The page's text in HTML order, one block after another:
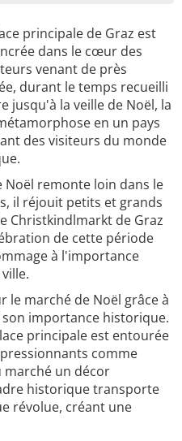
principale de Graz est
dans le cœur des
venant de près
durant le temps recueilli
jusqu'à la veille de Noël, la
en un pays
des visiteurs du monde
Noël remonte loin dans le
il réjouit petits et grands
Christkindlmarkt de Graz
de cette période
à l'importance
marché de Noël grâce à
importance historique.
principale est entourée
comme
marché un décor
historique transporte
révolue, créant une